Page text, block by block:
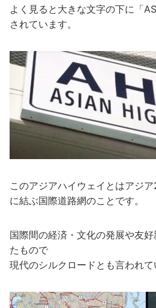
よく見ると大きな文字の下に「
されています。
このアジアハイウェイとはアジ
に結ぶ国際道路網のことです。
国際間の経済・文化の発展や友
たもので
現代のシルクロードとも言われて